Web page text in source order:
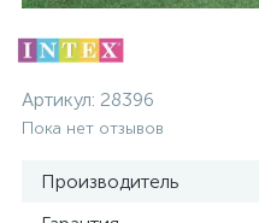
Артикул: 28396
Пока нет отзывов
Производитель